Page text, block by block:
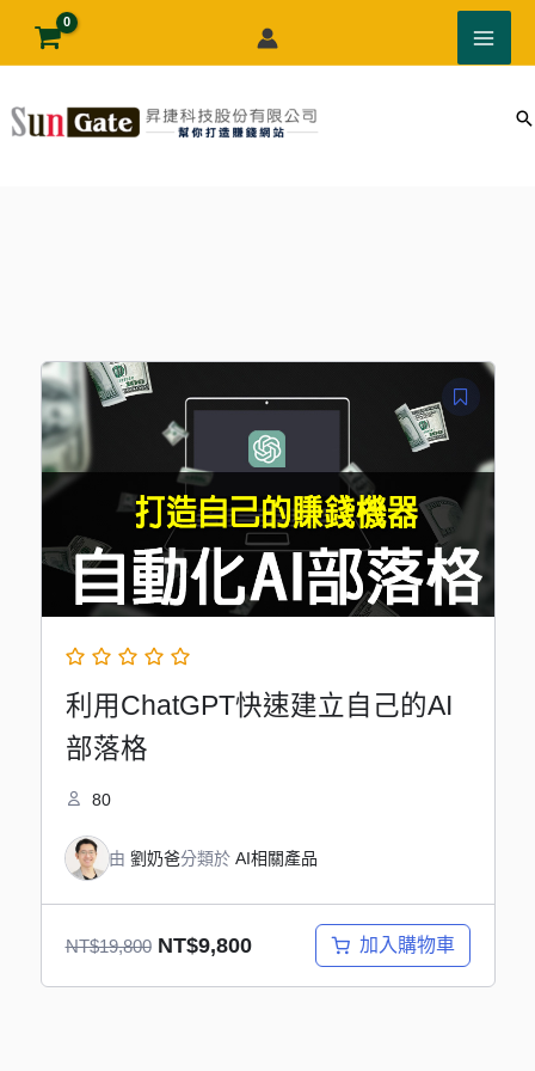
要
利用ChatGPT快速建立自己的AI
部落格
80
由 劉奶爸分類於 AI相關產品
NT$19,800
價
格：
NT$19,800。
NT$9,800
前
價
格：
NT$9,800。
加入購物車